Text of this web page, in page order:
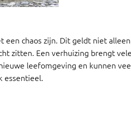
een chaos zijn. Dit geldt niet
zitten. Een verhuizing brengt vele
leefomgeving en kunnen
essentieel.